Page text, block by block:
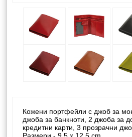
Кожени портфейли с джоб за
джоба за банкноти, 2 джоба за
кредитни карти, 3 прозрачни